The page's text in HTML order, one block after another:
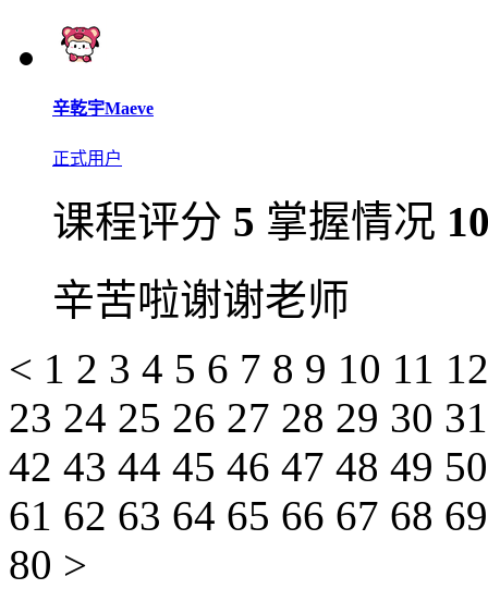
辛乾宇Maeve
正式用户
课程评分 5 掌握情况
辛苦啦谢谢老师
< 1 2 3 4 5 6 7 8 9 10 11
23 24 25 26 27 28 29 30
42 43 44 45 46 47 48 49
61 62 63 64 65 66 67 68
80 >